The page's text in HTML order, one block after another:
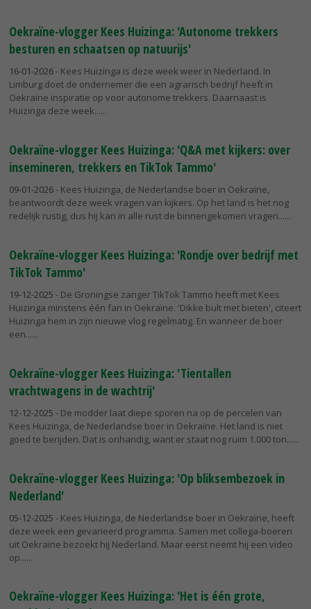
Oekraïne-vlogger Kees Huizinga: 'Autonome trekkers
besturen en schaatsen op natuurijs'
16-01-2026- Kees Huizinga is deze week weer in Nederland. In
Limburg doet de ondernemer die een agrarisch bedrijf heeft in
Oekraïne inspiratie op voor autonome trekkers. Daarnaast is
Huizinga deze week...
Oekraïne-vlogger Kees Huizinga: 'Q&A met kijkers: over
insemineren, trekkers en TikTok Tammo'
09-01-2026- Kees Huizinga, de Nederlandse boer in Oekraïne,
beantwoordt deze week vragen van kijkers. Op het land is het nog
redelijk rustig, dus hij kan in alle rust de binnengekomen vragen...
Oekraïne-vlogger Kees Huizinga: 'Rondje over bedrijf met
TikTok Tammo'
19-12-2025 - De Groningse zanger TikTok Tammo heeft met Kees
Huizinga minstens één fan in Oekraïne. 'Dikke bult met bieten', citeert
Huizinga hem in zijn nieuwe vlog regelmatig. En wanneer de boer
een...
Oekraïne-vlogger Kees Huizinga: 'Tientallen
vrachtwagens in de wachtrij'
12-12-2025 - De modder laat diepe sporen na op de percelen van
Kees Huizinga, de Nederlandse boer in Oekraïne. Het land is niet
goed te berijden. Dat is onhandig, want er staat nog ruim 1.000 ton...
Oekraïne-vlogger Kees Huizinga: 'Op bliksembezoek in
Nederland'
05-12-2025 - Kees Huizinga, de Nederlandse boer in Oekraïne, heeft
deze week een gevarieerd programma. Samen met collega-boeren
uit Oekraïne bezoekt hij Nederland. Maar eerst neemt hij een video
op...
Oekraïne-vlogger Kees Huizinga: 'Het is één grote,